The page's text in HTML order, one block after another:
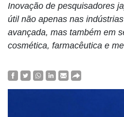
Inovação de pesquisadores
útil não apenas nas
avançada, mas também em
cosmética, farmacêutica e